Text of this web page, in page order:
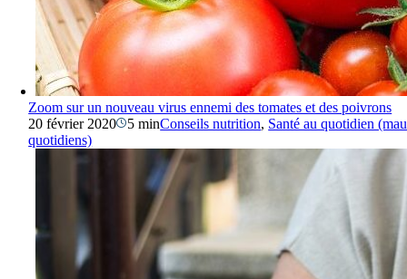
Zoom sur un nouveau virus ennemi des tomates et des poivrons
20 février 2020
5 minConseils nutrition, Santé au quotidien
quotidiens)